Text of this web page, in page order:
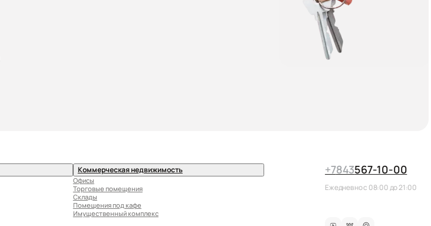
Коммерческая недвижимость
Офисы
Торговые помещения
Склады
Помещения под кафе
Имущественный комплекс
+7843567-10-00
Ежедневно с 08:00 до 21:00